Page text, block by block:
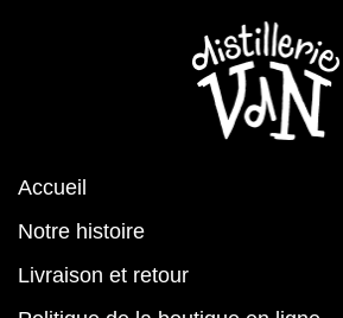
Accueil
Notre histoire
Livraison et retour